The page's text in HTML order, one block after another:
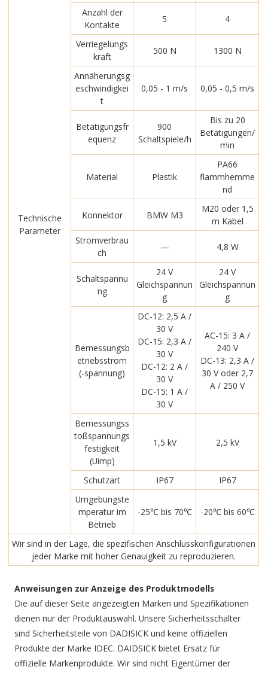
Technische
Parameter
Anzahl der
Kontakte
5 4
Verriegelungs
kraft
500 N 1300 N
Annäherungsg
eschwindigkei
t
0,05 - 1 m/s 0,05 - 0,5 m/s
Betätigungsfr
equenz
900
Schaltspiele/h
Bis zu 20
Betätigungen/
min
Material Plastik
PA66
flammhemme
nd
Konnektor BMW M3
M20 oder 1,5
m Kabel
Stromverbrau
ch
— 4,8 W
Schaltspannu
ng
24 V
Gleichspannun
g
24 V
Gleichspannun
g
Bemessungsb
etriebsstrom
(-spannung)
DC-12: 2,5 A /
30 V
DC-15: 2,3 A /
30 V
DC-12: 2 A /
30 V
DC-15: 1 A /
30 V
AC-15: 3 A /
240 V
DC-13: 2,3 A /
30 V oder 2,7
A / 250 V
Bemessungss
toßspannungs
festigkeit
(Uimp)
1,5 kV 2,5 kV
Schutzart IP67
IP67
Umgebungste
mperatur im
Betrieb
-25℃ bis 70℃ -20℃ bis 60℃
Wir sind in der Lage, die spezifischen Anschlusskonfigurationen
jeder Marke mit hoher Genauigkeit zu reproduzieren.
Anweisungen zur Anzeige des Produktmodells
Die auf dieser Seite angezeigten Marken und Spezifikationen
dienen nur der Produktauswahl. Unsere Sicherheitsschalter
sind Sicherheitsteile von DADISICK und keine offiziellen
Produkte der Marke IDEC. DAIDSICK bietet Ersatz für
offizielle Markenprodukte. Wir sind nicht Eigentümer der